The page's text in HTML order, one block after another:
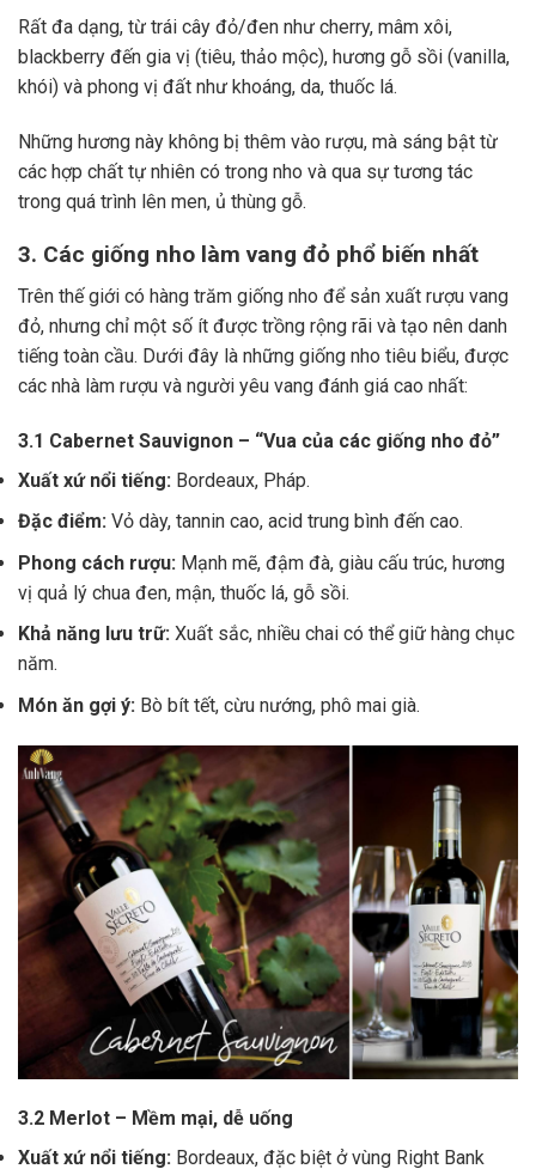
Rất đa dạng, từ trái cây đỏ/đen như cherry, mâm xôi,
blackberry đến gia vị (tiêu, thảo mộc), hương gỗ sồi (vanilla,
khói) và phong vị đất như khoáng, da, thuốc lá.
Những hương này không bị thêm vào rượu, mà sáng bật từ
các hợp chất tự nhiên có trong nho và qua sự tương tác
trong quá trình lên men, ủ thùng gỗ.
3. Các giống nho làm vang đỏ phổ biến nhất
Trên thế giới có hàng trăm giống nho để sản xuất rượu vang
đỏ, nhưng chỉ một số ít được trồng rộng rãi và tạo nên danh
tiếng toàn cầu. Dưới đây là những giống nho tiêu biểu, được
các nhà làm rượu và người yêu vang đánh giá cao nhất:
3.1 Cabernet Sauvignon – “Vua của các giống nho đỏ”
Xuất xứ nổi tiếng: Bordeaux, Pháp.
Đặc điểm: Vỏ dày, tannin cao, acid trung bình đến cao.
Phong cách rượu: Mạnh mẽ, đậm đà, giàu cấu trúc, hương
vị quả lý chua đen, mận, thuốc lá, gỗ sồi.
Khả năng lưu trữ: Xuất sắc, nhiều chai có thể giữ hàng chục
năm.
Món ăn gợi ý: Bò bít tết, cừu nướng, phô mai già.
3.2 Merlot – Mềm mại, dễ uống
Xuất xứ nổi tiếng: Bordeaux, đặc biệt ở vùng Right Bank